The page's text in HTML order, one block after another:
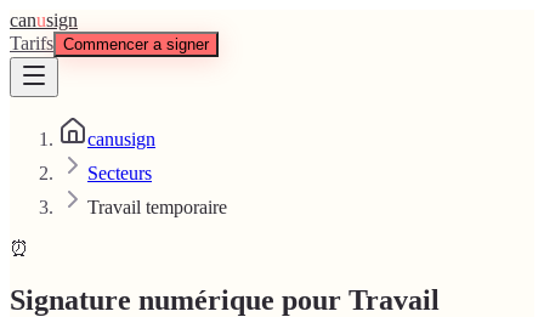
canusign
Tarifs Commencer a signer
canusign
Secteurs
Travail temporaire
⏰
Signature numérique pour Travail